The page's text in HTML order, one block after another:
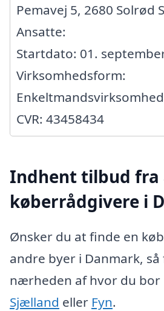
Pemavej 5, 2680 Solrød
Ansatte:
Startdato: 01.
Virksomhedsform:
Enkeltmandsvirksomhed
CVR: 43458434
Indhent tilbud fra
køberrådgivere i
Ønsker du at finde en
andre byer i Danmark,
nærheden af hvor du bor
Sjælland eller Fyn.